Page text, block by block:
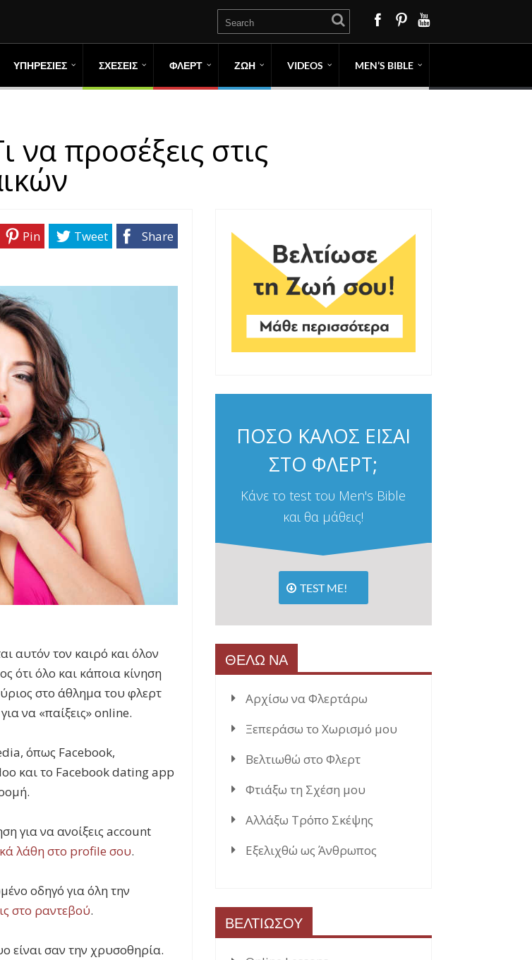
ΥΠΗΡΕΣΙΕΣ ΣΧΕΣΕΙΣ ΦΛΕΡΤ ΖΩΗ VIDEOS MEN’S BIBLE
να προσέξεις στις
Share
Tweet
Pin
αυτόν τον καιρό και όλον
ότι όλο και κάποια κίνηση
στο άθλημα του φλερτ
να «παίξεις» online.
όπως Facebook,
και το Facebook dating app
για να ανοίξεις account
λάθη στο profile σου.
οδηγό για όλη την
στο ραντεβού.
είναι σαν την χρυσοθηρία.
ΠΟΣΟ ΚΑΛΟΣ ΕΙΣΑΙ
ΣΤΟ ΦΛΕΡΤ;
Κάνε το test του Men's Bible
και θα μάθεις!
TEST ME!
ΘΕΛΩ ΝΑ
Αρχίσω να Φλερτάρω
Ξεπεράσω το Χωρισμό μου
Βελτιωθώ στο Φλερτ
Φτιάξω τη Σχέση μου
Αλλάξω Τρόπο Σκέψης
Εξελιχθώ ως Άνθρωπος
ΒΕΛΤΙΩΣΟΥ